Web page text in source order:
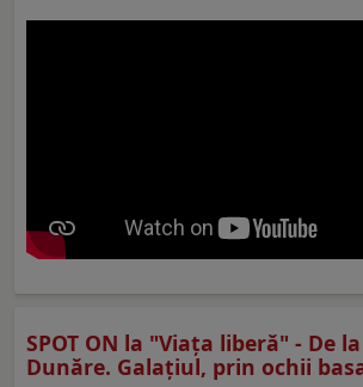
SPOT ON la "Viaţa liberă" - De
Dunăre. Galațiul, prin ochii